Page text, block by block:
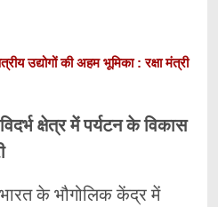
उद्योगों की अहम भूमिका : रक्षा मंत्री
क्षेत्र में पर्यटन के विकास
के भौगोलिक केंद्र में